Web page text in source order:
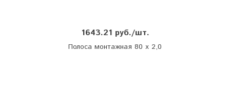
1643.21 руб./шт.
Полоса монтажная 80 х 2,0